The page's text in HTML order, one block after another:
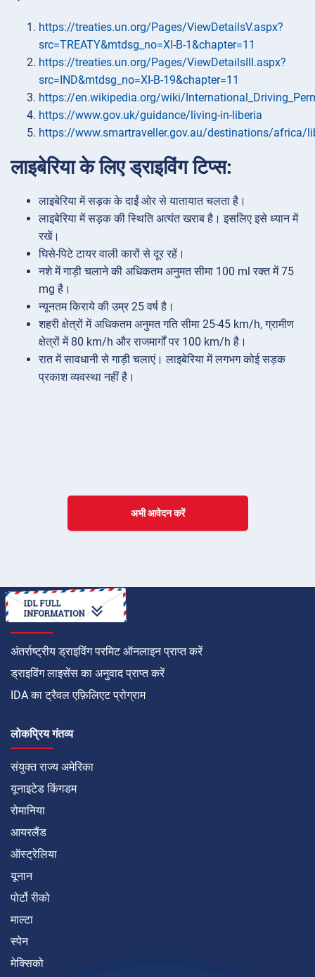
https://treaties.un.org/Pages/ViewDetailsV.aspx?
src=TREATY&mtdsg_no=XI-B-1&chapter=11
https://treaties.un.org/Pages/ViewDetailsIII.aspx?
src=IND&mtdsg_no=XI-B-19&chapter=11
https://en.wikipedia.org/wiki/
https://www.gov.uk/guidance/living-in-liberia
https://www.smartraveller.gov.au/destinations/africa/
लाइबेरिया के लिए ड्राइविंग टिप्स:
लाइबेरिया में सड़क के दाईं ओर से यातायात चलता है।
लाइबेरिया में सड़क की स्थिति अत्यंत खराब है। इसलिए इसे ध्यान में
रखें।
घिसे-पिटे टायर वाली कारों से दूर रहें।
नशे में गाड़ी चलाने की अधिकतम अनुमत सीमा 100 ml रक्त में 75
mg है।
न्यूनतम किराये की उम्र 25 वर्ष है।
शहरी क्षेत्रों में अधिकतम अनुमत गति सीमा 25-45 km/h, ग्रामीण
क्षेत्रों में 80 km/h और राजमार्गों पर 100 km/h है।
रात में सावधानी से गाड़ी चलाएं। लाइबेरिया में लगभग कोई सड़क
प्रकाश व्यवस्था नहीं है।
अभी आवेदन करें
कैसे करें
अंतर्राष्ट्रीय ड्राइविंग परमिट ऑनलाइन प्राप्त करें
ड्राइविंग लाइसेंस का अनुवाद प्राप्त करें
IDA का ट्रैवल एफ़िलिएट प्रोग्राम
लोकप्रिय गंतव्य
संयुक्त राज्य अमेरिका
यूनाइटेड किंगडम
रोमानिया
आयरलैंड
ऑस्ट्रेलिया
यूनान
पोर्टो रीको
माल्टा
स्पेन
मेक्सिको